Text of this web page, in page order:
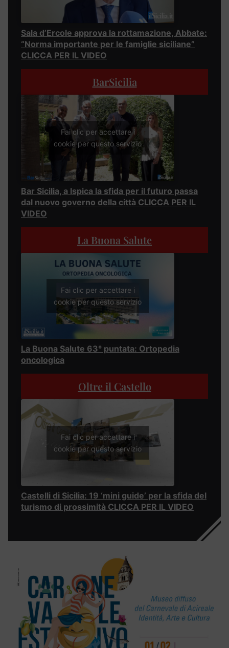
Sala d’Ercole approva la rottamazione, Abbate:
“Norma importante per le famiglie siciliane”
CLICCA PER IL VIDEO
BarSicilia
Fai clic per accettare i
cookie per questo servizio
Bar Sicilia, a Ispica la sfida per il futuro passa
dal nuovo governo della città CLICCA PER IL
VIDEO
La Buona Salute
Fai clic per accettare i
cookie per questo servizio
La Buona Salute 63° puntata: Ortopedia
oncologica
Oltre il Castello
Fai clic per accettare i
cookie per questo servizio
Castelli di Sicilia: 19 ‘mini guide’ per la sfida del
turismo di prossimità CLICCA PER IL VIDEO